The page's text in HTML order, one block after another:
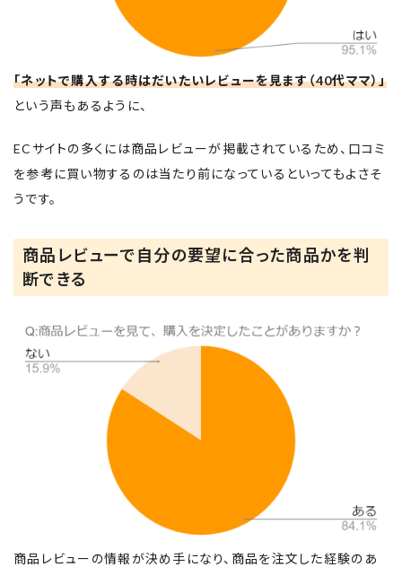
「ネットで購入する時はだいたいレビューを見ます（40代ママ）」
という声もあるように、
ECサイトの多くには商品レビューが掲載されているため、口コミ
を参考に買い物するのは当たり前になっているといってもよさそ
うです。
商品レビューで自分の要望に合った商品かを判
断できる
商品レビューの情報が決め手になり、商品を注文した経験のあ